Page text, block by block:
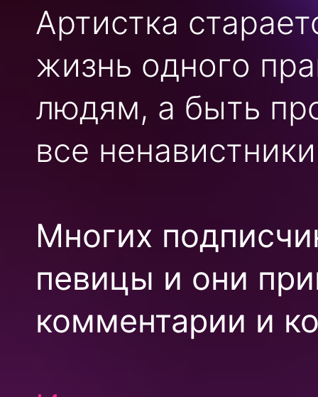
Артистка
жизнь одного
людям, а быть
все
Многих
певицы и они
комментарии и